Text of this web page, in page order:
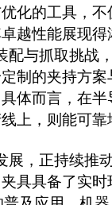
化的工具，
越性能展现得
配与抓取挑战
制的夹持方
体而言，在
上，则能可
展，正持续推
具具备了实